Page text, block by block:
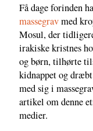
Få dage forinden
massegravmed
Mosul, der
irakiske kristnes
og børn, tilhørte
kidnappet og
med sig i
artikel om denne
medier.